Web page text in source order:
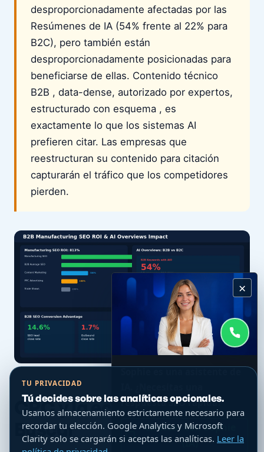
desproporcionadamente afectadas por las
Resúmenes de IA (54% frente al 22% para
B2C), pero también están
desproporcionadamente posicionadas para
beneficiarse de ellas. Contenido técnico
B2B , data-dense, autorizado por expertos,
estructurado con esquema , es
exactamente lo que los sistemas AI
prefieren citar. Las empresas que
reestructuran su contenido para citación
capturarán el tráfico que los competidores
pierden.
CPC y la economía de B2B
Buscar
TU PRIVACIDAD
Tú decides sobre las analíticas opcionales.
Usamos almacenamiento estrictamente necesario para
recordar tu elección. Google Analytics y Microsoft
Clarity solo se cargarán si aceptas las analíticas. Leer la
×
respuesta SEO rápida?
Chatear con Sophie
(IA)